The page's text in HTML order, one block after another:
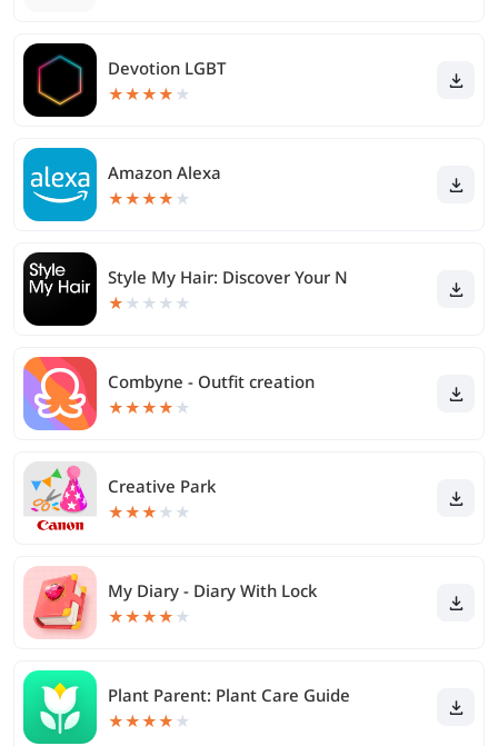
Devotion LGBT
★★★★ ★
Amazon Alexa
★★★★ ★
Style My Hair: Discover Your N
★ ★ ★ ★ ★
Combyne - Outfit creation
★★★★ ★
Creative Park
★★★ ★ ★
My Diary - Diary With Lock
★★★★ ★
Plant Parent: Plant Care Guide
★★★★ ★